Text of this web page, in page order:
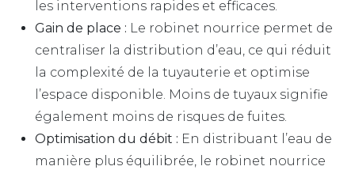
les interventions rapides et efficaces.
Gain de place : Le robinet nourrice permet de
centraliser la distribution d’eau, ce qui réduit
la complexité de la tuyauterie et optimise
l’espace disponible. Moins de tuyaux signifie
également moins de risques de fuites.
Optimisation du débit : En distribuant l’eau de
manière plus équilibrée, le robinet nourrice